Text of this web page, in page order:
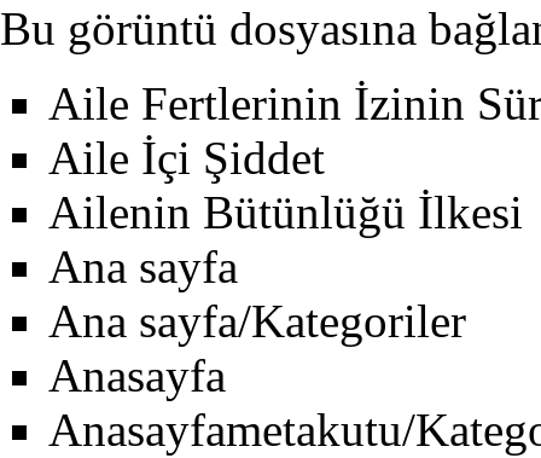
Bu görüntü dosyasına
Aile Fertlerinin İzinin
Aile İçi Şiddet
Ailenin Bütünlüğü İlkesi
Ana sayfa
Ana sayfa/Kategoriler
Anasayfa
Anasayfametakutu/